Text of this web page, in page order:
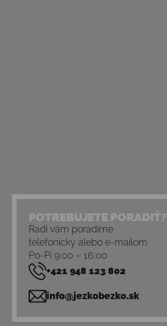
POTREBUJETE PORADIŤ?
Radi vám poradíme
telefonicky alebo e-mailom
Po-Pi 9:00 – 16:00
+421 948 123 802
info@jezkobezko.sk